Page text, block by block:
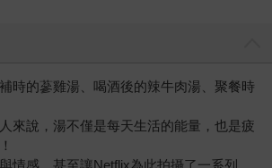
時的蔘雞湯、喝酒後的辣牛肉湯、聚餐時
來說，湯不僅是每天生活的能量，也是疲
情感，甚至讓Netflix為此拍攝了一系列